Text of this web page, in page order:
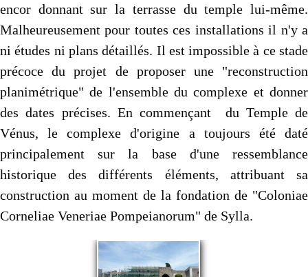
encor donnant sur la terrasse du temple lui-même.
Malheureusement pour toutes ces installations il n'y a
ni études ni plans détaillés. Il est impossible à ce stade
précoce du projet de proposer une "reconstruction
planimétrique" de l'ensemble du complexe et donner
des dates précises. En commençant du Temple de
Vénus, le complexe d'origine a toujours été daté
principalement sur la base d'une ressemblance
historique des différents éléments, attribuant sa
construction au moment de la fondation de "Coloniae
Corneliae Veneriae Pompeianorum" de Sylla.